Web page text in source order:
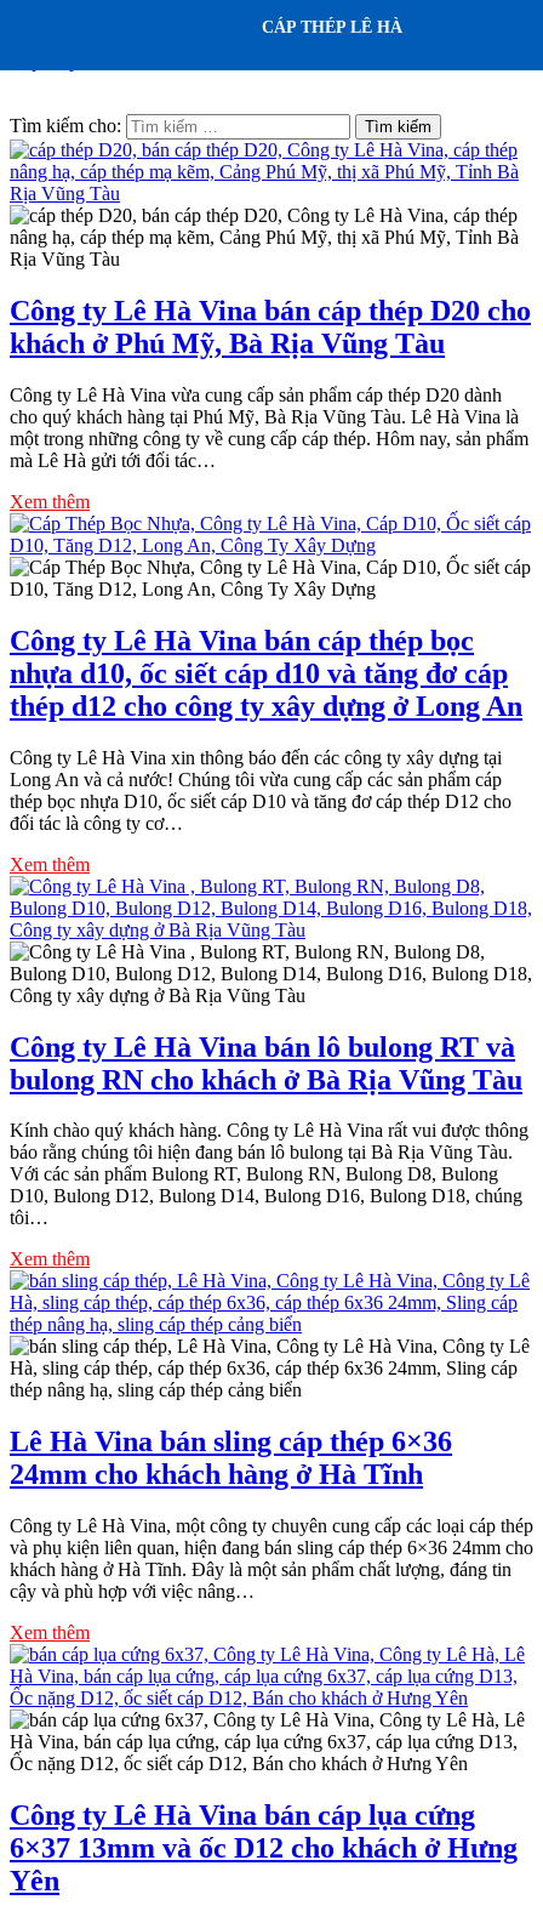
Tìm kiếm cho:
Công ty Lê Hà Vina bán cáp thép D20 cho
khách ở Phú Mỹ, Bà Rịa Vũng Tàu
Công ty Lê Hà Vina vừa cung cấp sản phẩm cáp thép D20 dành
cho quý khách hàng tại Phú Mỹ, Bà Rịa Vũng Tàu. Lê Hà Vina là
một trong những công ty về cung cấp cáp thép. Hôm nay, sản phẩm
mà Lê Hà gửi tới đối tác…
Xem thêm
Công ty Lê Hà Vina bán cáp thép bọc
nhựa d10, ốc siết cáp d10 và tăng đơ cáp
thép d12 cho công ty xây dựng ở Long An
Công ty Lê Hà Vina xin thông báo đến các công ty xây dựng tại
Long An và cả nước! Chúng tôi vừa cung cấp các sản phẩm cáp
thép bọc nhựa D10, ốc siết cáp D10 và tăng đơ cáp thép D12 cho
đối tác là công ty cơ…
Xem thêm
Công ty Lê Hà Vina bán lô bulong RT và
bulong RN cho khách ở Bà Rịa Vũng Tàu
Kính chào quý khách hàng. Công ty Lê Hà Vina rất vui được thông
báo rằng chúng tôi hiện đang bán lô bulong tại Bà Rịa Vũng Tàu.
Với các sản phẩm Bulong RT, Bulong RN, Bulong D8, Bulong
D10, Bulong D12, Bulong D14, Bulong D16, Bulong D18, chúng
tôi…
Xem thêm
Lê Hà Vina bán sling cáp thép 6×36
24mm cho khách hàng ở Hà Tĩnh
Công ty Lê Hà Vina, một công ty chuyên cung cấp các loại cáp thép
và phụ kiện liên quan, hiện đang bán sling cáp thép 6×36 24mm cho
khách hàng ở Hà Tĩnh. Đây là một sản phẩm chất lượng, đáng tin
cậy và phù hợp với việc nâng…
Xem thêm
Công ty Lê Hà Vina bán cáp lụa cứng
6×37 13mm và ốc D12 cho khách ở Hưng
Yên
CÁP THÉP LÊ HÀ